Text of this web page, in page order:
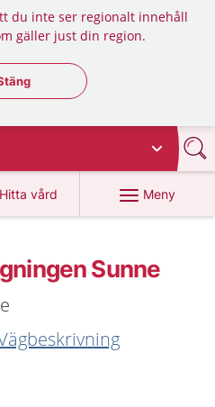
du inte ser regionalt innehåll
gäller just din region.
regionsväljaren
Hitta vård
på 1177.se
Meny
Sunne